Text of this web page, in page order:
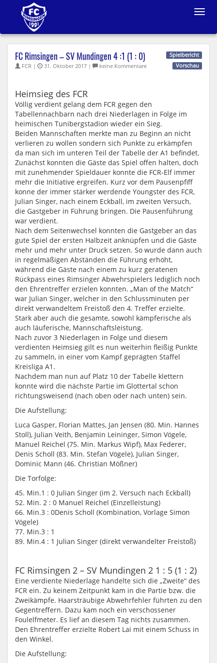
Toggle
FC Rimsingen – SV Mundingen​ 4 :1 (1 : 0)
Spielbericht
Vorschau
FCR | 31. Oktober 2017 | keine Kommentare
Heimsieg des FCR
Völlig verdient gelang dem FCR gegen den
Tabellennachbarn nach drei Niederlagen in Folge im
heimischen Tunibergstadion wieder ein Sieg.
Beiden Mannschaften merkte man zu Beginn an nicht
verlieren zu wollen sondern sich Punkte zu erkämpfen
da man sich im unteren Teil der Tabelle der A1 befindet.
Zunächst konnten die Gäste das Spiel offen halten, doch
mit zunehmender Spieldauer konnte die FCR-Elf immer
mehr die Initiative ergreifen. Kurz vor dem Pausenpfiff
konne der immer stärker werdende Youngster des FCR,
Julian Singer, nach einem Eckball, im zweiten Versuch,
die Gastgeber in Führung bringen. Die Pausenführung
war verdient.
Nach dem Seitenwechsel konnten die Gastgeber an das
gute Spiel der ersten Halbzeit anknüpfen und die Gäste
mehr und mehr unter Druck setzen. So wurde dann auch
in regelmäßigen Abständen die Führung erhöht,
während die Gäste nach einem zu kurz geratenen
Rückpass eines Rimsinger Abwehrspielers lediglich noch
den Ehrentreffer erzielen konnten. „Man of the Match“
war Julian Singer, welcher in den Schlussminuten per
direkt verwandeltem Freistoß den 4. Treffer erzielte.
Stark aber auch die gesamte, sowohl kämpferische als
auch läuferische, Mannschaftsleistung.
Nach zuvor 3 Niederlagen in Folge und diesem
verdienten Heimsieg gilt es nun weiterhin fleißig Punkte
zu sammeln, in einer vom Kampf geprägten Staffel
Kreisliga A1.
Nachdem man nun auf Platz 10 der Tabelle klettern
konnte wird die nächste Partie im Glottertal schon
richtungsweisend (nach oben oder nach unten) sein.
Die Aufstellung:
Luca Gasper, Florian Mattes, Jan Jensen (80. Min. Hannes
Stoll), Julian Veith, Benjamin Leininger, Simon Vögele,
Manuel Reichel (75. Min. Markus Wipf), Max Federer,
Denis Scholl (83. Min. Stefan Vögele), Julian Singer,
Dominic Mann (46. Christian Mößner)
Die Torfolge:
​45. Min.​1 : 0 ​Julian Singer (im 2. Versuch nach Eckball)
​52. Min. ​2 : 0 ​Manuel Reichel (Einzelleistung)
​66. Min.​3 : 0​Denis Scholl (Kombination, Vorlage Simon
Vögele)
​77. Min.​3 : 1
​89. Min.​4 : 1 ​Julian Singer (direkt verwandelter Freistoß)
FC Rimsingen 2 – SV Mundingen 2 1 : 5 (1 : 2)
Eine verdiente Niederlage handelte sich die „Zweite“ des
FCR ein. Zu keinem Zeitpunkt kam in die Partie bzw. die
Zweikämpfe. Haarsträubige Abwehrfehler führten zu den
Gegentreffern. Dazu kam noch ein verschossener
Foulelfmeter. Es lief an diesem Tag nichts zusammen.
Den Ehrentreffer erzielte Robert Lai mit einem Schuss in
den Winkel.
Die Aufstellung: